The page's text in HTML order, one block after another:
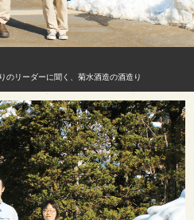
のリーダーに聞く、菊水酒造の酒造り